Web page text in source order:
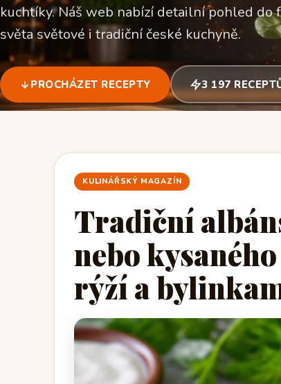
kuchtíky. Náš web nabízí detailní pohled do
světa světové i tradiční české kuchyně.
PROCHÁZET RECEPTY 3 197
KULINÁŘSKÝ MAGAZÍN
Tradiční
nebo
rýží a